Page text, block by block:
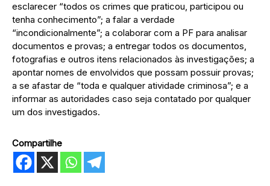
esclarecer “todos os crimes que praticou, participou ou
tenha conhecimento”; a falar a verdade
“incondicionalmente”; a colaborar com a PF para analisar
documentos e provas; a entregar todos os documentos,
fotografias e outros itens relacionados às investigações; a
apontar nomes de envolvidos que possam possuir provas;
a se afastar de “toda e qualquer atividade criminosa”; e a
informar as autoridades caso seja contatado por qualquer
um dos investigados.
Compartilhe